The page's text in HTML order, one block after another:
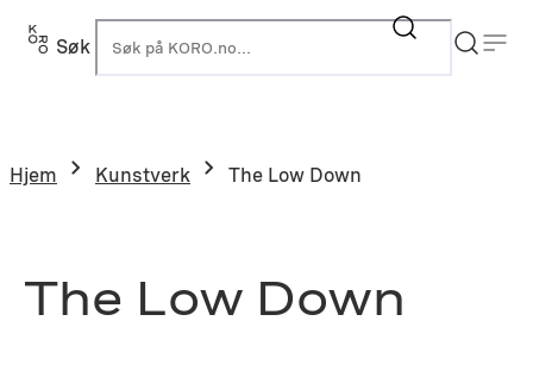
Hopp
Søk
Hjem Kunstverk The Low Down
The Low Down